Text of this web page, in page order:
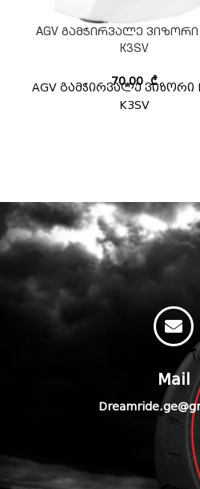
AGV გამჭირვალე ვიზორი
K3SV
70,00₾
AGV გამჭირვალე ვიზორი
K3SV
Mail